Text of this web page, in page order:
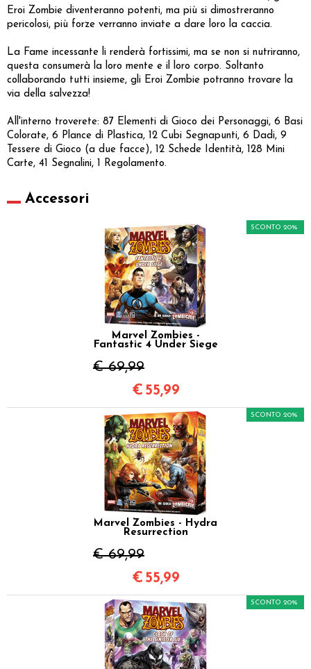
Eroi Zombie diventeranno potenti, ma più si dimostreranno
pericolosi, più forze verranno inviate a dare loro la caccia.
La Fame incessante li renderà fortissimi, ma se non si nutriranno,
questa consumerà la loro mente e il loro corpo. Soltanto
collaborando tutti insieme, gli Eroi Zombie potranno trovare la
via della salvezza!
All'interno troverete: 87 Elementi di Gioco dei Personaggi, 6 Basi
Colorate, 6 Plance di Plastica, 12 Cubi Segnapunti, 6 Dadi, 9
Tessere di Gioco (a due facce), 12 Schede Identità, 128 Mini
Carte, 41 Segnalini, 1 Regolamento.
Accessori
Marvel Zombies -
Fantastic 4 Under Siege
€ 69,99
SCONTO 20%
€ 55,99
Marvel Zombies - Hydra
Resurrection
€ 69,99
SCONTO 20%
€ 55,99
SCONTO 20%